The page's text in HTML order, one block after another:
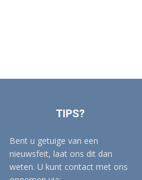
TIPS?
Bent u getuige van een
nieuwsfeit, laat ons dit dan
weten. U kunt contact met ons